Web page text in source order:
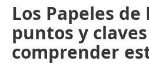
Los Papeles de
puntos y
comprender